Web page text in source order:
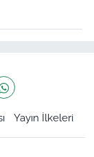
Yayın İlkeleri